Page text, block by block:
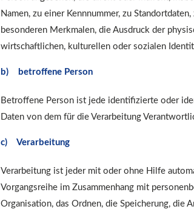
Namen, zu einer Kennnummer, zu
besonderen Merkmalen, die Ausdruck der
wirtschaftlichen, kulturellen oder sozialen
b) betroffene Person
Betroffene Person ist jede identifizierte oder
Daten von dem für die Verarbeitung
c) Verarbeitung
Verarbeitung ist jeder mit oder ohne Hilfe
Vorgangsreihe im Zusammenhang mit
Organisation, das Ordnen, die Speicherung, die